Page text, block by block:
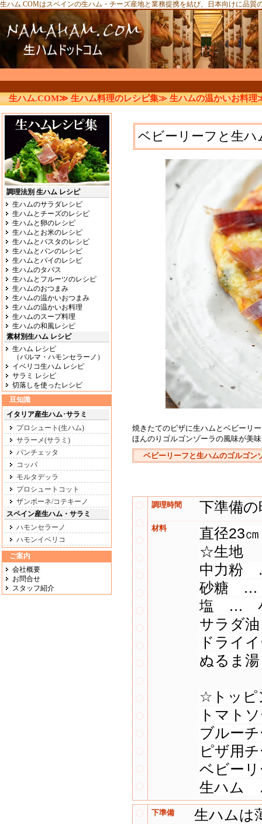
生ハム.COMはスペインの生ハム・チーズ産地と業務提携を結び、日本向けに品
生ハム.COM≫ 生ハム料理のレシピ集≫ 生ハムの温かいお料
調理法別 生ハム レシピ
生ハムのサラダレシピ
生ハムとチーズのレシピ
生ハムと卵のレシピ
生ハムとお米のレシピ
生ハムとパスタのレシピ
生ハムとパンのレシピ
生ハムとパイのレシピ
生ハムのタパス
生ハムとフルーツのレシピ
生ハムのおつまみ
生ハムの温かいおつまみ
生ハムの温かいお料理
生ハムのスープ料理
生ハムの和風レシピ
素材別生ハム レシピ
生ハム レシピ
（パルマ・ハモンセラーノ）
イベリコ生ハム レシピ
サラミ レシピ
切落しを使ったレシピ
豆知識
イタリア産生ハム･サラミ
プロシュート(生ハム)
サラーメ(サラミ)
パンチェッタ
コッパ
モルタデッラ
プロシュートコット
ザンポーネ/コテキーノ
スペイン産生ハム・サラミ
ハモンセラーノ
ハモンイベリコ
ご案内
会社概要
お問合せ
スタッフ紹介
ベビーリーフと生
焼きたてのピザに生ハムとベビーリ
ほんのりゴルゴンゾーラの風味が美
ベビーリーフと生ハムのゴルゴン
調理時間 下準備
材料
直径23
☆生地
中力粉
砂糖 …
塩 … 小
サラダ
ドライ
ぬるま
☆トッピ
トマト
ブルー
ピザ用
ベビー
生ハム
下準備
生ハムは